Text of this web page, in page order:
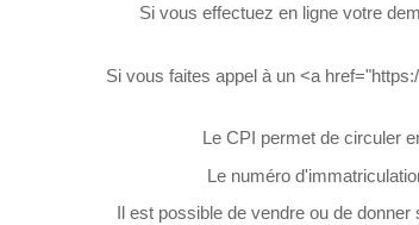
Si vous effectuez en ligne votre
Si vous faites appel à un <a
Le CPI permet de circuler
Le numéro
Il est possible de vendre ou de